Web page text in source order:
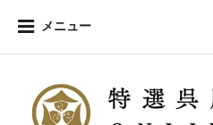
メニュー